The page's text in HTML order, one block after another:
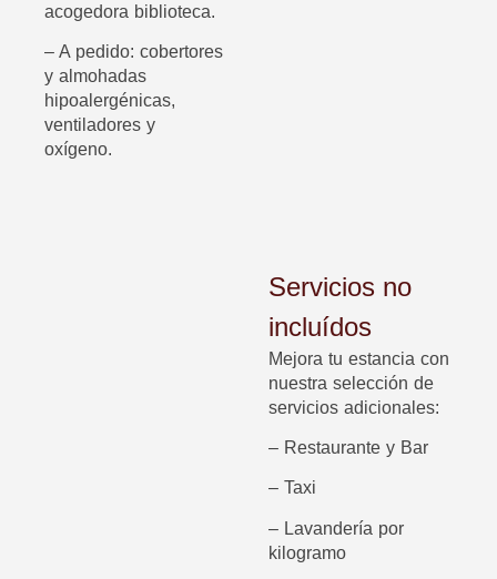
acogedora biblioteca.
– A pedido: cobertores
y almohadas
hipoalergénicas,
ventiladores y
oxígeno.
Servicios no
incluídos
Mejora tu estancia con
nuestra selección de
servicios adicionales:
– Restaurante y Bar
– Taxi
– Lavandería por
kilogramo